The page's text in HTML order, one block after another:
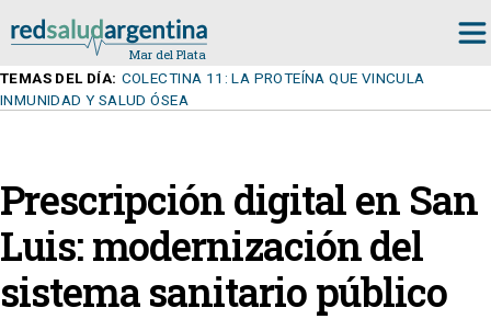
TEMAS DEL DÍA: COLECTINA 11: LA PROTEÍNA QUE VINCULA
INMUNIDAD Y SALUD ÓSEA
Prescripción digital en San
Luis: modernización del
sistema sanitario público